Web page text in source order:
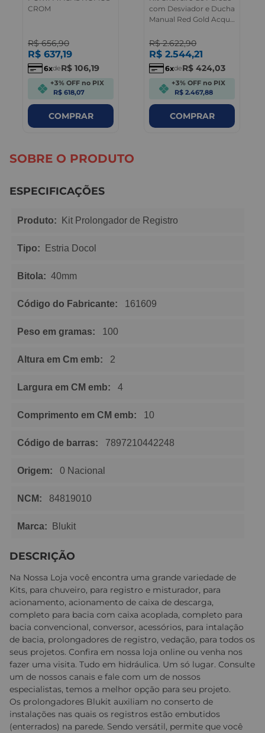
CROM
R$ 656,90
R$ 637,19
6 deR$ 106,19
+3% OFF no PIX
R$ 618,07
COMPRAR
com Desviador e Ducha
Manual Red Gold Acqua
R$ 2.622,90
R$ 2.544,21
6 deR$ 424,03
+3% OFF no PIX
R$ 2.467,88
COMPRAR
SOBRE O PRODUTO
ESPECIFICAÇÕES
Produto: Kit Prolongador de Registro
Tipo: Estria Docol
Bitola: 40mm
Código do Fabricante: 161609
Peso em gramas: 100
Altura em Cm emb: 2
Largura em CM emb: 4
Comprimento em CM emb: 10
Código de barras: 7897210442248
Origem: 0 Nacional
NCM: 84819010
Marca: Blukit
DESCRIÇÃO
Na Nossa Loja você encontra uma grande variedade de
Kits, para chuveiro, para registro e misturador, para
acionamento, acionamento de caixa de descarga,
completo para bacia com caixa acoplada, completo para
bacia convencional, conversor, acessórios, para intalação
de bacia, prolongadores de registro, vedação, para todos os
seus projetos. Confira em nossa loja online ou venha nos
fazer uma visita. Tudo em hidráulica. Um só lugar. Consulte
um de nossos canais e fale com um de nossos
especialistas, temos a melhor opção para seu projeto.
Os prolongadores Blukit auxiliam no conserto de
instalações nas quais os registros estão embutidos
(enterrados) na parede. Sendo versátil, permite que você